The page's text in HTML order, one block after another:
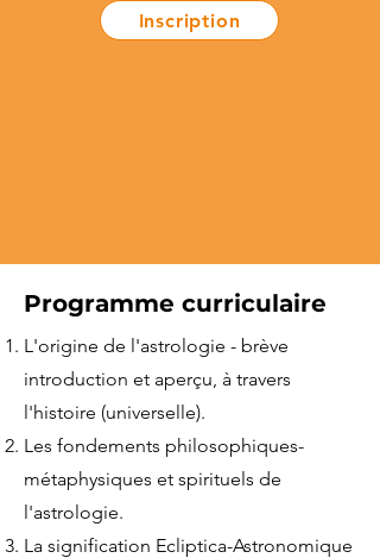
Inscription
Programme curriculaire
L'origine de l'astrologie - brève
introduction et aperçu, à travers
l'histoire (universelle).
Les fondements philosophiques-
métaphysiques et spirituels de
l'astrologie.
La signification Ecliptica-Astronomique